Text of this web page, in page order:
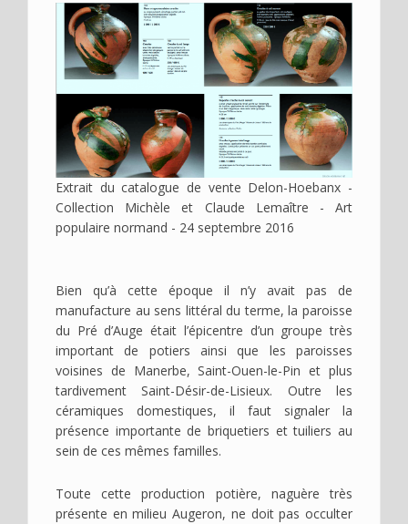
Image
Extrait du catalogue de vente Delon-Hoebanx -
Collection Michèle et Claude Lemaître - Art
populaire normand - 24 septembre 2016
Bien qu’à cette époque il n’y avait pas de
manufacture au sens littéral du terme, la paroisse
du Pré d’Auge était l’épicentre d’un groupe très
important de potiers ainsi que les paroisses
voisines de Manerbe, Saint-Ouen-le-Pin et plus
tardivement Saint-Désir-de-Lisieux. Outre les
céramiques domestiques, il faut signaler la
présence importante de briquetiers et tuiliers au
sein de ces mêmes familles.
Toute cette production potière, naguère très
présente en milieu Augeron, ne doit pas occulter